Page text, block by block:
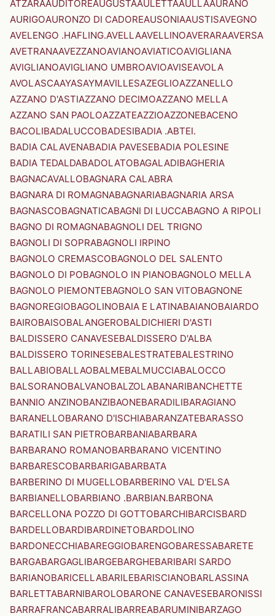
ATZARAAUDITOREAUGUSTAAULETTAAULLAAURANO
AURIGOAURONZO DI CADOREAUSONIAAUSTISAVEGNO
AVELENGO .HAFLING.AVELLAAVELLINOAVERARAAVERSA
AVETRANAAVEZZANOAVIANOAVIATICOAVIGLIANA
AVIGLIANOAVIGLIANO UMBROAVIOAVISEAVOLA
AVOLASCAAYASAYMAVILLESAZEGLIOAZZANELLO
AZZANO D'ASTIAZZANO DECIMOAZZANO MELLA
AZZANO SAN PAOLOAZZATEAZZIOAZZONEBACENO
BACOLIBADALUCCOBADESIBADIA .ABTEI.
BADIA CALAVENABADIA PAVESEBADIA POLESINE
BADIA TEDALDABADOLATOBAGALADIBAGHERIA
BAGNACAVALLOBAGNARA CALABRA
BAGNARA DI ROMAGNABAGNARIABAGNARIA ARSA
BAGNASCOBAGNATICABAGNI DI LUCCABAGNO A RIPOLI
BAGNO DI ROMAGNABAGNOLI DEL TRIGNO
BAGNOLI DI SOPRABAGNOLI IRPINO
BAGNOLO CREMASCOBAGNOLO DEL SALENTO
BAGNOLO DI POBAGNOLO IN PIANOBAGNOLO MELLA
BAGNOLO PIEMONTEBAGNOLO SAN VITOBAGNONE
BAGNOREGIOBAGOLINOBAIA E LATINABAIANOBAIARDO
BAIROBAISOBALANGEROBALDICHIERI D'ASTI
BALDISSERO CANAVESEBALDISSERO D'ALBA
BALDISSERO TORINESEBALESTRATEBALESTRINO
BALLABIOBALLAOBALMEBALMUCCIABALOCCO
BALSORANOBALVANOBALZOLABANARIBANCHETTE
BANNIO ANZINOBANZIBAONEBARADILIBARAGIANO
BARANELLOBARANO D'ISCHIABARANZATEBARASSO
BARATILI SAN PIETROBARBANIABARBARA
BARBARANO ROMANOBARBARANO VICENTINO
BARBARESCOBARBARIGABARBATA
BARBERINO DI MUGELLOBARBERINO VAL D'ELSA
BARBIANELLOBARBIANO .BARBIAN.BARBONA
BARCELLONA POZZO DI GOTTOBARCHIBARCISBARD
BARDELLOBARDIBARDINETOBARDOLINO
BARDONECCHIABAREGGIOBARENGOBARESSABARETE
BARGABARGAGLIBARGEBARGHEBARIBARI SARDO
BARIANOBARICELLABARILEBARISCIANOBARLASSINA
BARLETTABARNIBAROLOBARONE CANAVESEBARONISSI
BARRAFRANCABARRALIBARREABARUMINIBARZAGO